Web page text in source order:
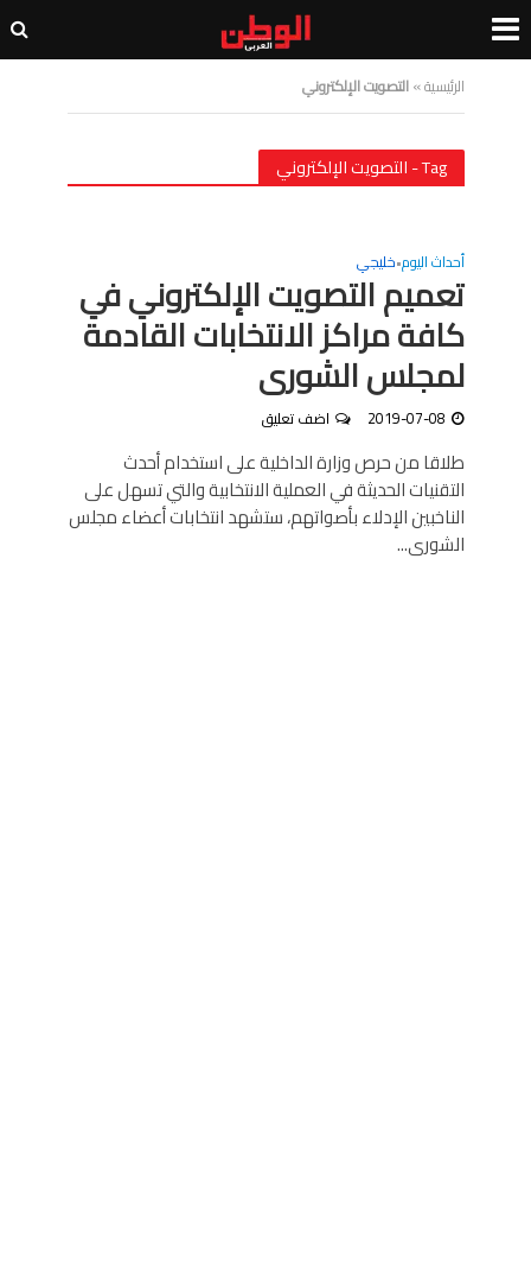
الرئيسية»التصويت الإلكتروني
Tag - التصويت الإلكتروني
أحداث اليوم•خليجي
تعميم التصويت الإلكتروني في
كافة مراكز الانتخابات القادمة
لمجلس الشورى
2019-07-08 اضف تعليق
طلاقا من حرص وزارة الداخلية على استخدام أحدث
التقنيات الحديثة في العملية الانتخابية والتي تسهل على
الناخبين الإدلاء بأصواتهم، ستشهد انتخابات أعضاء مجلس
الشورى...